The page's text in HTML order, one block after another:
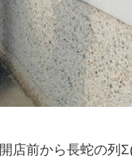
開店前から長蛇の列